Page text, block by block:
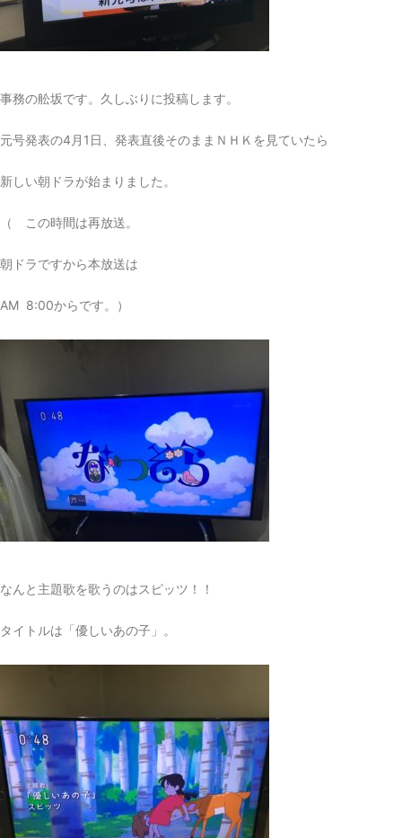
事務の舩坂です。久しぶりに投稿します。
元号発表の4月1日、発表直後そのままＮＨＫを見ていたら
新しい朝ドラが始まりました。
（ この時間は再放送。
朝ドラですから本放送は
AM 8:00からです。）
なんと主題歌を歌うのはスピッツ！！
タイトルは「優しいあの子」。